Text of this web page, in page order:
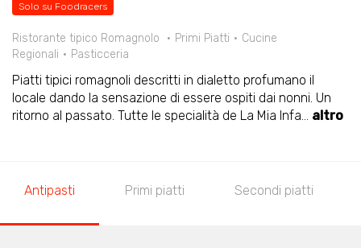
Solo su Foodracers
Ristorante tipico Romagnolo Primi Piatti
Cucine
Regionali
Pasticceria
Piatti tipici romagnoli descritti in dialetto profumano il
locale dando la sensazione di essere ospiti dai nonni. Un
ritorno al passato. Tutte le specialità de La Mia Infa... altro
Antipasti Primi piatti Secondi piatti